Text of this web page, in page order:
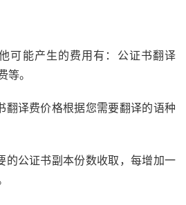
可能产生的费用有：公证书翻译
。
翻译费价格根据您需要翻译的语种
的公证书副本份数收取，每增加一